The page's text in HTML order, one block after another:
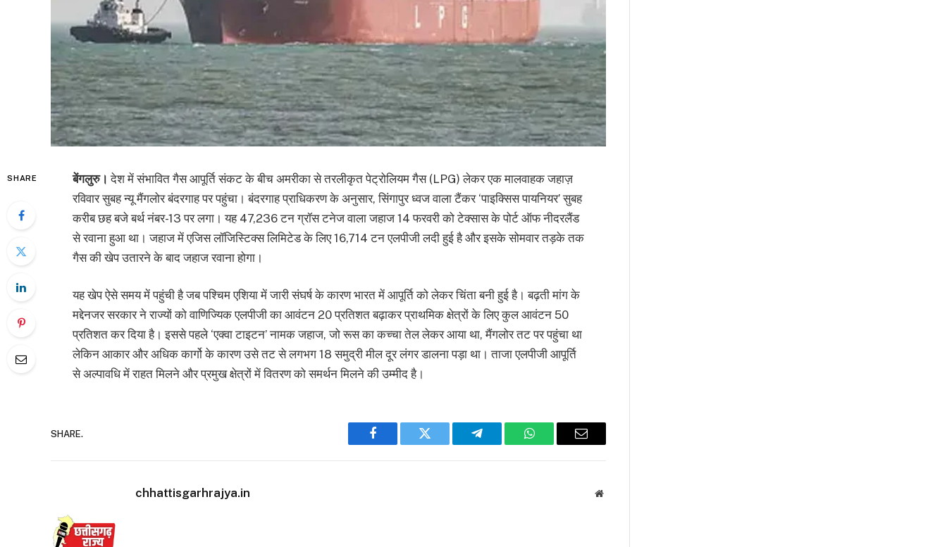
SHARE बेंगलुरु। देश में संभावित गैस आपूर्ति संकट के बीच अमरीका से तरलीकृत पेट्रोलियम गैस (LPG) लेकर एक मालवाहक जहाज़
रविवार सुबह न्यू मैंगलोर बंदरगाह पर पहुंचा। बंदरगाह प्राधिकरण के अनुसार, सिंगापुर ध्वज वाला टैंकर ‘पाइक्सिस पायनियर’ सुबह
करीब छह बजे बर्थ नंबर-13 पर लगा। यह 47,236 टन ग्रॉस टनेज वाला जहाज 14 फरवरी को टेक्सास के पोर्ट ऑफ नीदरलैंड
से रवाना हुआ था। जहाज में एजिस लॉजिस्टिक्स लिमिटेड के लिए 16,714 टन एलपीजी लदी हुई है और इसके सोमवार तड़के तक
गैस की खेप उतारने के बाद जहाज रवाना होगा।
यह खेप ऐसे समय में पहुंची है जब पश्चिम एशिया में जारी संघर्ष के कारण भारत में आपूर्ति को लेकर चिंता बनी हुई है। बढ़ती मांग के
मद्देनजर सरकार ने राज्यों को वाणिज्यिक एलपीजी का आवंटन 20 प्रतिशत बढ़ाकर प्राथमिक क्षेत्रों के लिए कुल आवंटन 50
प्रतिशत कर दिया है। इससे पहले ‘एक्वा टाइटन’ नामक जहाज, जो रूस का कच्चा तेल लेकर आया था, मैंगलोर तट पर पहुंचा था
लेकिन आकार और अधिक कार्गो के कारण उसे तट से लगभग 18 समुद्री मील दूर लंगर डालना पड़ा था। ताजा एलपीजी आपूर्ति
से अल्पावधि में राहत मिलने और प्रमुख क्षेत्रों में वितरण को समर्थन मिलने की उम्मीद है।
SHARE.
Facebook Twitter Telegram WhatsAppEmail
chhattisgarhrajya.in Website